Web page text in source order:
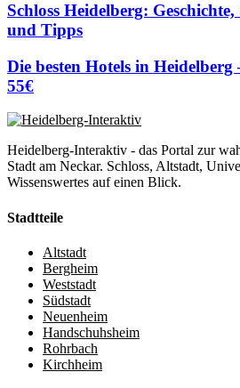
Schloss Heidelberg:
und Tipps
Die besten Hotels in Heidelberg
55€
Heidelberg-Interaktiv - das Portal zur
Stadt am Neckar. Schloss, Altstadt,
Wissenswertes auf einen Blick.
Stadtteile
Altstadt
Bergheim
Weststadt
Südstadt
Neuenheim
Handschuhsheim
Rohrbach
Kirchheim